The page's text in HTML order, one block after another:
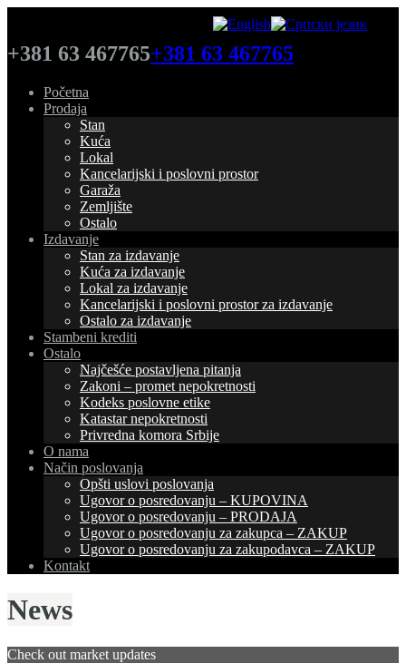
+381 63 467765+381 63 467765
Početna
Prodaja
Stan
Kuća
Lokal
Kancelarijski i poslovni prostor
Garaža
Zemljište
Ostalo
Izdavanje
Stan za izdavanje
Kuća za izdavanje
Lokal za izdavanje
Kancelarijski i poslovni prostor za izdavanje
Ostalo za izdavanje
Stambeni krediti
Ostalo
Najčešće postavljena pitanja
Zakoni – promet nepokretnosti
Kodeks poslovne etike
Katastar nepokretnosti
Privredna komora Srbije
O nama
Način poslovanja
Opšti uslovi poslovanja
Ugovor o posredovanju – KUPOVINA
Ugovor o posredovanju – PRODAJA
Ugovor o posredovanju za zakupca – ZAKUP
Ugovor o posredovanju za zakupodavca – ZAKUP
Kontakt
News
Check out market updates